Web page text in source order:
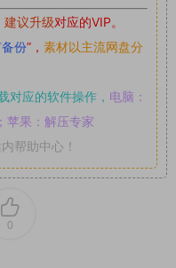
建议升级对应的VIP。
份”， 素材以主流网盘分
对应的软件操作， 电脑：
果：解压专家
帮助中心！
0